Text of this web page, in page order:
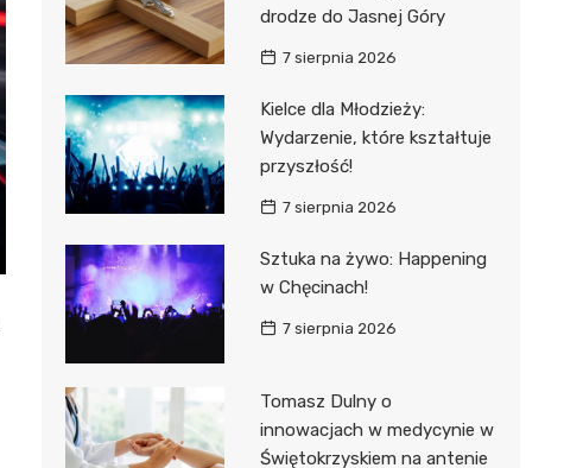
drodze do Jasnej Góry
7 sierpnia 2026
Kielce dla Młodzieży:
Wydarzenie, które kształtuje
przyszłość!
7 sierpnia 2026
Sztuka na żywo: Happening
w Chęcinach!
7 sierpnia 2026
Tomasz Dulny o
innowacjach w medycynie w
Świętokrzyskiem na antenie